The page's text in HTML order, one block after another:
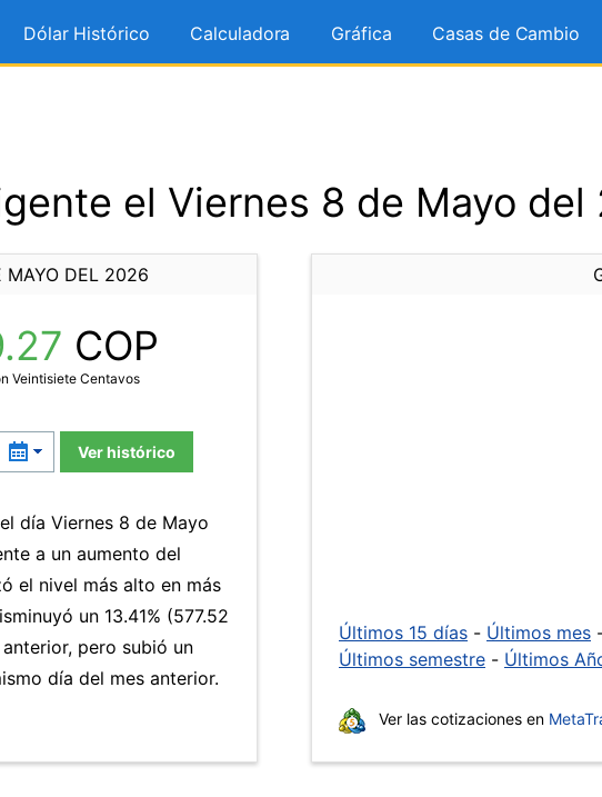
Dólar Histórico Calculadora Gráfica Casas de Cambio
el Viernes 8 de Mayo del
MAYO DEL 2026
COP
Veintisiete Centavos
Ver histórico
día Viernes 8 de Mayo
a un aumento del
el nivel más alto en más
un 13.41% (577.52
pero subió un
día del mes anterior.
Últimos 15 días - Últimos mes
Últimos semestre - Últimos
Ver las cotizaciones en